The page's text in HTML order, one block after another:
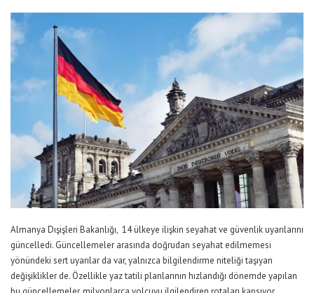
Almanya Dışişleri Bakanlığı, 14 ülkeye ilişkin seyahat ve güvenlik uyarılarını
güncelledi. Güncellemeler arasında doğrudan seyahat edilmemesi
yönündeki sert uyarılar da var, yalnızca bilgilendirme niteliği taşıyan
değişiklikler de. Özellikle yaz tatili planlarının hızlandığı dönemde yapılan